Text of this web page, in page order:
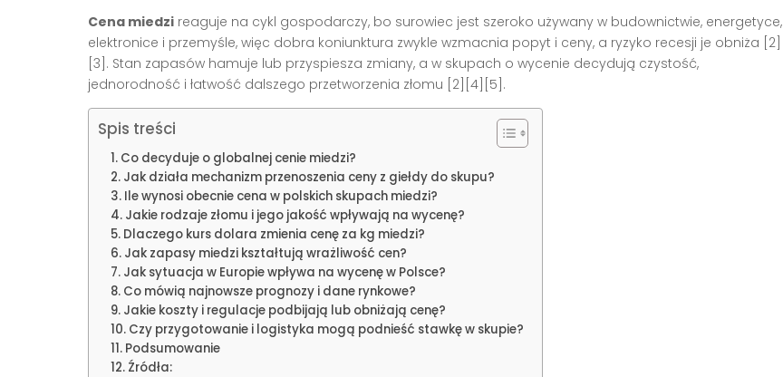
Cena miedzi reaguje na cykl gospodarczy, bo surowiec jest szeroko używany w budownictwie, energetyce,
elektronice i przemyśle, więc dobra koniunktura zwykle wzmacnia popyt i ceny, a ryzyko recesji je obniża [2]
[3]. Stan zapasów hamuje lub przyspiesza zmiany, a w skupach o wycenie decydują czystość,
jednorodność i łatwość dalszego przetworzenia złomu [2][4][5].
Spis treści
Co decyduje o globalnej cenie miedzi?
Jak działa mechanizm przenoszenia ceny z giełdy do skupu?
Ile wynosi obecnie cena w polskich skupach miedzi?
Jakie rodzaje złomu i jego jakość wpływają na wycenę?
Dlaczego kurs dolara zmienia cenę za kg miedzi?
Jak zapasy miedzi kształtują wrażliwość cen?
Jak sytuacja w Europie wpływa na wycenę w Polsce?
Co mówią najnowsze prognozy i dane rynkowe?
Jakie koszty i regulacje podbijają lub obniżają cenę?
Czy przygotowanie i logistyka mogą podnieść stawkę w skupie?
Podsumowanie
Źródła: